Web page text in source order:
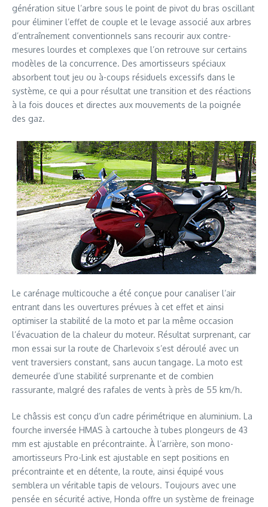
génération situe l’arbre sous le point de pivot du bras oscillant
pour éliminer l’effet de couple et le levage associé aux arbres
d’entraînement conventionnels sans recourir aux contre-
mesures lourdes et complexes que l’on retrouve sur certains
modèles de la concurrence. Des amortisseurs spéciaux
absorbent tout jeu ou à-coups résiduels excessifs dans le
système, ce qui a pour résultat une transition et des réactions
à la fois douces et directes aux mouvements de la poignée
des gaz.
Le carénage multicouche a été conçue pour canaliser l’air
entrant dans les ouvertures prévues à cet effet et ainsi
optimiser la stabilité de la moto et par la même occasion
l’évacuation de la chaleur du moteur. Résultat surprenant, car
mon essai sur la route de Charlevoix s’est déroulé avec un
vent traversiers constant, sans aucun tangage. La moto est
demeurée d’une stabilité surprenante et de combien
rassurante, malgré des rafales de vents à près de 55 km/h.
Le châssis est conçu d’un cadre périmétrique en aluminium. La
fourche inversée HMAS à cartouche à tubes plongeurs de 43
mm est ajustable en précontrainte. À l’arrière, son mono-
amortisseurs Pro-Link est ajustable en sept positions en
précontrainte et en détente, la route, ainsi équipé vous
semblera un véritable tapis de velours. Toujours avec une
pensée en sécurité active, Honda offre un système de freinage